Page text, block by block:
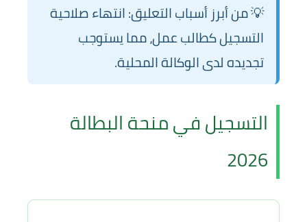
💡 من أبرز أسباب التعليق: انتهاء صلاحية
التسجيل كطالب عمل، مما يستوجب
تجديده لدى الوكالة المحلية.
التسجيل في منحة البطالة
2026